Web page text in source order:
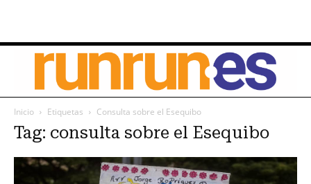
Inicio Etiquetas Consulta sobre el Esequibo
Tag: consulta sobre el Esequibo